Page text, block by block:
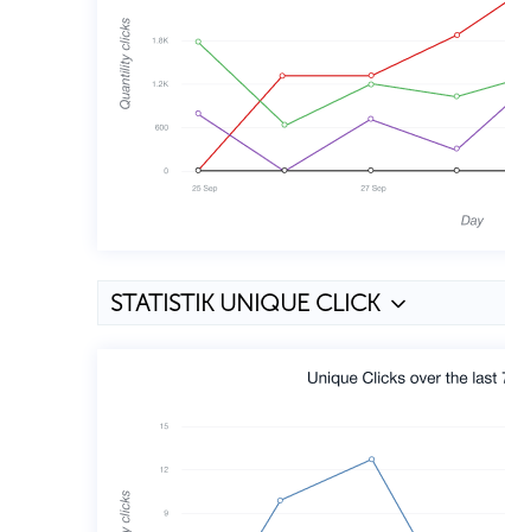
STATISTIK UNIQUE CLICK